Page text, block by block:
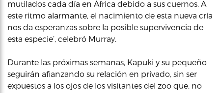
mutilados cada día en África debido a sus cuernos. A
este ritmo alarmante, el nacimiento de esta nueva cría
nos da esperanzas sobre la posible supervivencia de
esta especie’, celebró Murray.
Durante las próximas semanas, Kapuki y su pequeño
seguirán afianzando su relación en privado, sin ser
expuestos a los ojos de los visitantes del zoo que, no